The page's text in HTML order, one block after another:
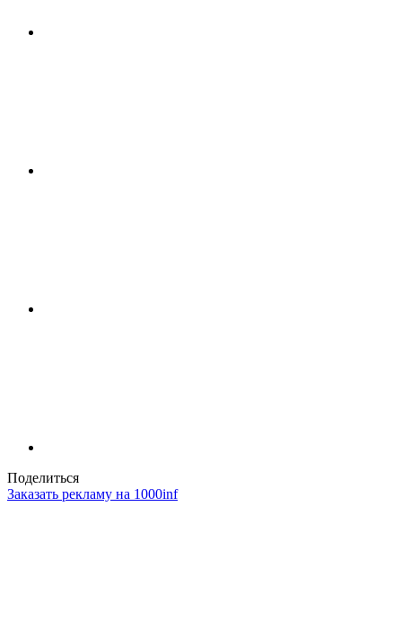
Поделиться
Заказать рекламу на 1000inf